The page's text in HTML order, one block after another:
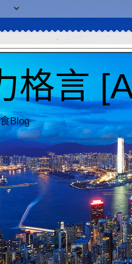
格言
Blog